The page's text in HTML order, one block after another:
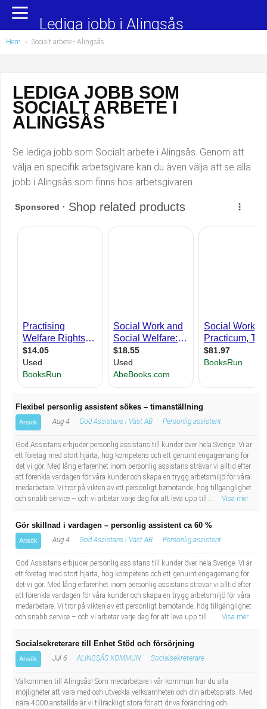
Yrkesområden
Administration, ekonomi, juridik
Chefer och verksamhetsledare
Data/IT
Försäljning, inköp, marknadsföring
Hantverksyrken
Kropps- och skönhetsvård
Kultur, media, design
Naturbruk
Naturvetenskapligt arbete
Pedagogiskt arbete
Socialt arbete
Säkerhetsarbete
Tekniskt arbete
Populära jobb
Undersköterska, hemtjänst och äldreboende
Barnskötare
Lärare i förskola/Förskollärare
Lagerarbetare
Bussförare/Busschaufför
Budbilsförare
Tidningsbud/Tidningsdistributör
Taxiförare/Taxichaufför
Läkarsekreterare/Vårdadmin/Medicinsk
sekreterare
Fastighetsskötare
Informatör/Kommunikatör
Brevbärare
Kock, storhushåll
Undersköterska, vård- o specialavd. o mottagning
Lediga jobb i Alingsås
Hem › Socialt arbete - Alingsås
LEDIGA JOBB SOM
SOCIALT ARBETE I
ALINGSÅS
Se lediga jobb som Socialt arbete i Alingsås. Genom att
välja en specifik arbetsgivare kan du även välja att se alla
jobb i Alingsås som finns hos arbetsgivaren.
Flexibel personlig assistent sökes – timanställning
Ansök Aug 4 God Assistans i Väst AB Personlig assistent
God Assistans erbjuder personlig assistans till kunder över hela Sverige. Vi är
ett företag med stort hjärta, hög kompetens och ett genuint engagemang för
det vi gör. Med lång erfarenhet inom personlig assistans strävar vi alltid efter
att förenkla vardagen för våra kunder och skapa en trygg arbetsmiljö för våra
medarbetare. Vi tror på vikten av ett personligt bemötande, hög tillgänglighet
och snabb service – och vi arbetar varje dag för att leva upp till ...
Visa mer
Gör skillnad i vardagen – personlig assistent ca 60 %
Ansök Aug 4 God Assistans i Väst AB Personlig assistent
God Assistans erbjuder personlig assistans till kunder över hela Sverige. Vi är
ett företag med stort hjärta, hög kompetens och ett genuint engagemang för
det vi gör. Med lång erfarenhet inom personlig assistans strävar vi alltid efter
att förenkla vardagen för våra kunder och skapa en trygg arbetsmiljö för våra
medarbetare. Vi tror på vikten av ett personligt bemötande, hög tillgänglighet
och snabb service – och vi arbetar varje dag för att leva upp till ...
Visa mer
Socialsekreterare till Enhet Stöd och försörjning
Ansök Jul 6 ALINGSÅS KOMMUN Socialsekreterare
Välkommen till Alingsås! Som medarbetare i vår kommun har du alla
möjligheter att vara med och utveckla verksamheten och din arbetsplats. Med
nära 4000 anställda är vi tillräckligt stora för att driva förändring och